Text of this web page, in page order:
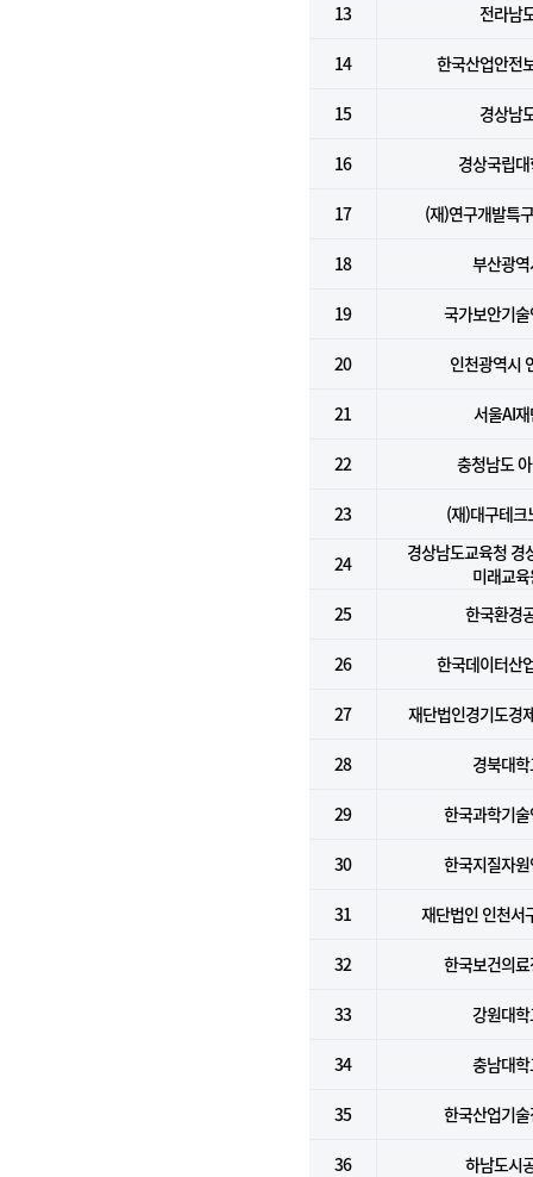
13 전라남
14 한국산업안전
15 경상남
16 경상국립
17 (재)연구개발특
18 부산광
19 국가보안기
20 인천광역시
21 서울AI재
22 충청남도
23 (재)대구테크
24
경상남도교육청 경
미래교
25
한국환경
26 한국데이터산
27 재단법인경기도경
28 경북대
29 한국과학기
30 한국지질자
31 재단법인 인천서
32 한국보건의
33 강원대
34 충남대
35 한국산업기
36 하남도시